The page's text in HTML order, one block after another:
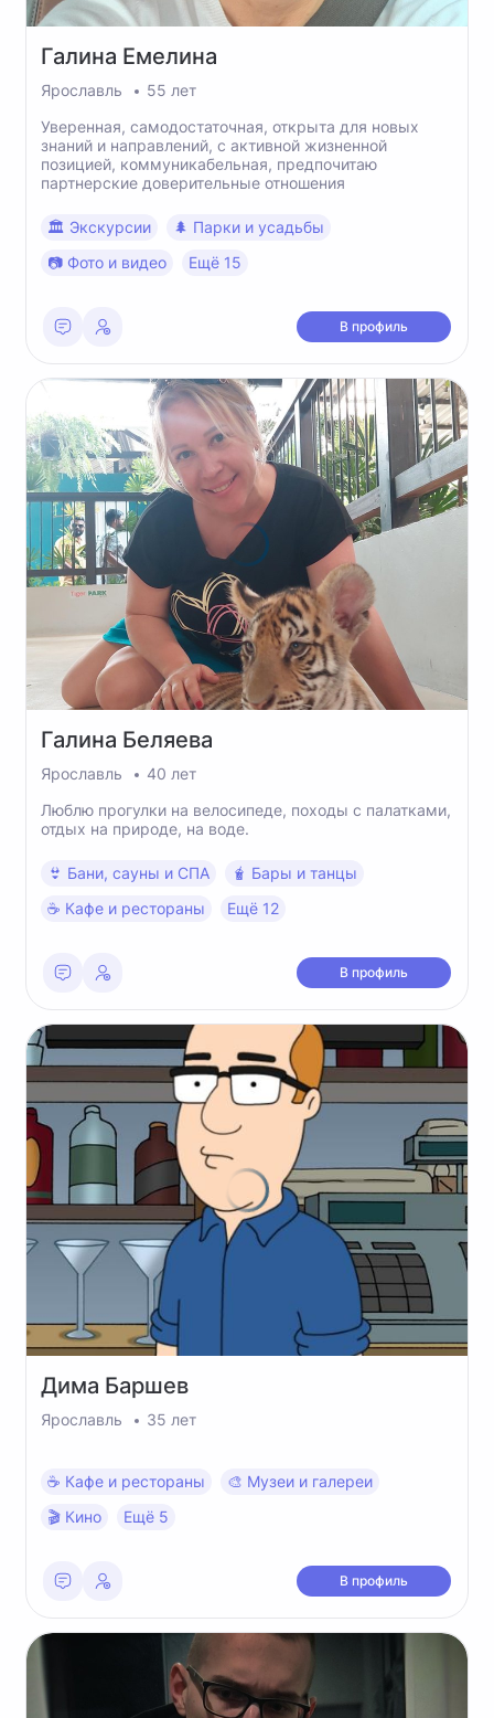
Галина Емелина
Ярославль
55 лет
Уверенная, самодостаточная, открыта для новых
знаний и направлений, с активной жизненной
позицией, коммуникабельная, предпочитаю
партнерские доверительные отношения
🏛 Экскурсии
🌲 Парки и усадьбы
📷 Фото и видео
Ещё 15
В профиль
Галина Беляева
Ярославль
40 лет
Люблю прогулки на велосипеде, походы с палатками,
отдых на природе, на воде.
👙 Бани, сауны и СПА
🧋 Бары и танцы
☕️ Кафе и рестораны
Ещё 12
В профиль
Дима Баршев
Ярославль 35 лет
☕️ Кафе и рестораны
🎨 Музеи и галереи
🎬 Кино
Ещё 5
В профиль